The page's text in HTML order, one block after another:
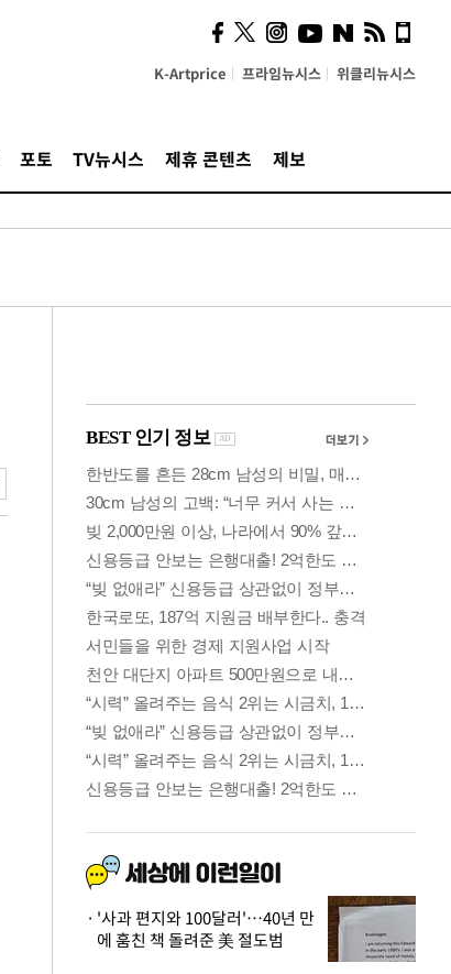
K-Artprice 프라임뉴시스 위클리뉴시스
포토 TV뉴시스 제휴 콘텐츠 제보
의견, 국토부·LH에 충실히
전달할 것"
'사과 편지와 100달러'…40년 만
에 훔친 책 돌려준 美 절도범